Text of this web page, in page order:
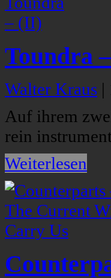
Toundra
Walter Kraus |
Auf ihrem
rein
Weiterlesen